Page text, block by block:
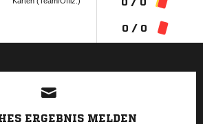
0 / 0
ANZEIGE
ERGEBNIS MELDEN